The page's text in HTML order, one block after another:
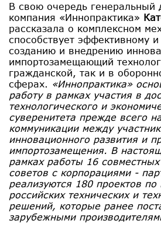
В свою очередь генеральный
компания «Иннопрактика»
рассказала о комплексном
способствует эффективному
созданию и внедрению
импортозамещающий
гражданской, так и в
сферах. «Иннопрактика»
работу в рамках участия в
технологического и
суверенитета прежде всего
коммуникации между
инновационного развития и
импортозамещения. В
рамках работы 16
советов с корпорациями -
реализуются 180 проектов
российских технических и
решений, которые ранее
зарубежными